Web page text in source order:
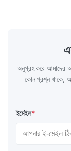
অনুগ্রহ করে আমাদের
কোন প্রশ্ন থাকে,
ইমেইল*